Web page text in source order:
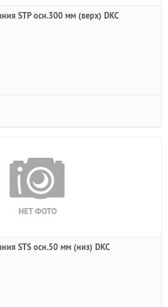
STP осн.300 мм (верх) DKC
STS осн.50 мм (низ) DKC